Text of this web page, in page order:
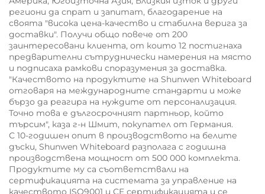
региони да спрат и запитат, благодарение на
своята "висока цена-качество и стабилна верига за
доставки". Получи общо повече от 200
заинтересовани клиента, от които 12 постигнаха
предварителни сътруднически намерения на място
и подписаха рамкови споразумения за доставка.
"Качеството на продуктите на Shunwen Whiteboard
отговаря на международните стандарти и може
бързо да реагира на нуждите от персонализация.
Точно това е дългосрочният партньор, който
търсим", каза г-н Шмит, покупател от Германия.
С 10-годишен опит в производството на белите
дъски, Shunwen Whiteboard разполага с годишна
производствена мощност от 500 000 комплекта.
Продуктите му са съответствали на
сертификацията на системата за управление на
качеството ISO9001 и CE сертификацията и се